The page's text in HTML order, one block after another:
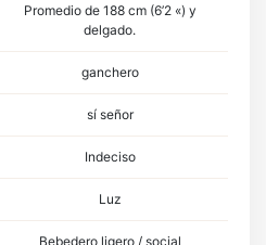
Promedio de 188 cm (6’2 «) y
delgado.
ganchero
sí señor
Indeciso
Luz
Bebedero ligero / social